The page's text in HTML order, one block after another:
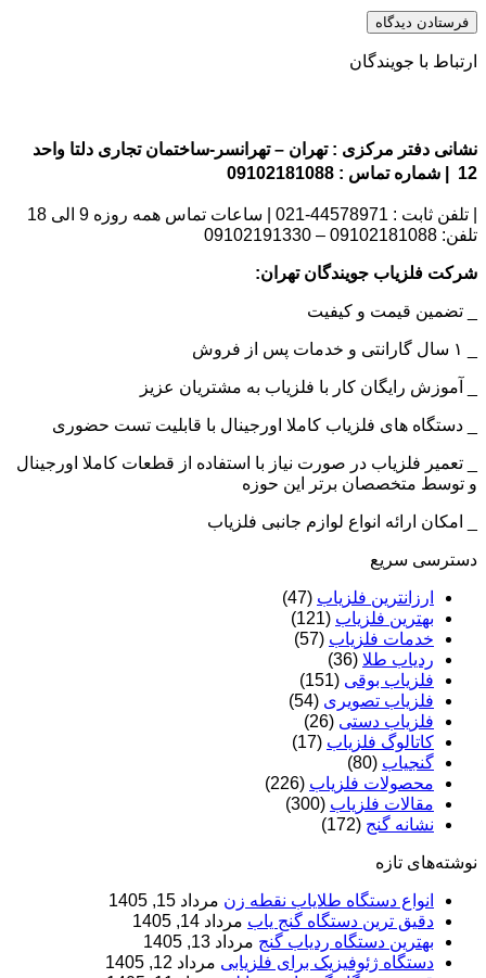
ارتباط با جویندگان
نشانی دفتر مرکزی : تهران – تهرانسر-ساختمان تجاری دلتا واحد
12 | شماره تماس : 09102181088
| تلفن ثابت : 44578971-021 | ساعات تماس همه روزه 9 الی 18
تلفن: 09102181088 – 09102191330
شرکت فلزیاب جویندگان تهران:
_ تضمین قیمت و کیفیت
_ آموزش رایگان کار با فلزیاب به مشتریان عزیز
_ دستگاه های فلزیاب کاملا اورجینال با قابلیت تست حضوری
_ تعمیر فلزیاب در صورت نیاز با استفاده از قطعات کاملا اورجینال
و توسط متخصصان برتر این حوزه
_ امکان ارائه انواع لوازم جانبی فلزیاب
دسترسی سریع
ارزانترین فلزیاب (47)
بهترین فلزیاب (121)
خدمات فلزیاب (57)
ردیاب طلا (36)
فلزیاب بوقی (151)
فلزیاب تصویری (54)
فلزیاب دستی (26)
کاتالوگ فلزیاب (17)
گنجیاب (80)
محصولات فلزیاب (226)
مقالات فلزیاب (300)
نشانه گنج (172)
نوشته‌های تازه
انواع دستگاه طلایاب نقطه زن مرداد 15, 1405
دقیق ترین دستگاه گنج یاب مرداد 14, 1405
بهترین دستگاه ردیاب گنج مرداد 13, 1405
دستگاه ژئوفیزیک برای فلزیابی مرداد 12, 1405